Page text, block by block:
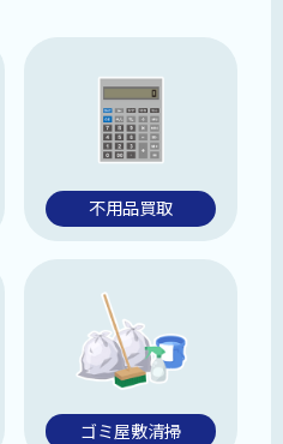
不用品買取
ゴミ屋敷清掃